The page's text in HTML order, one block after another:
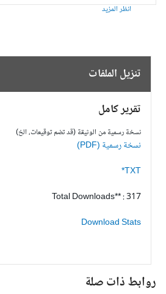
انظر المزيد
تنزيل الملفات
تقرير كامل
نسخة رسمية من الوثيقة (قد تضم توقيعات، الخ)
نسخة رسمية (PDF)
TXT*
Total Downloads** : 317
Download Stats
روابط ذات صلة